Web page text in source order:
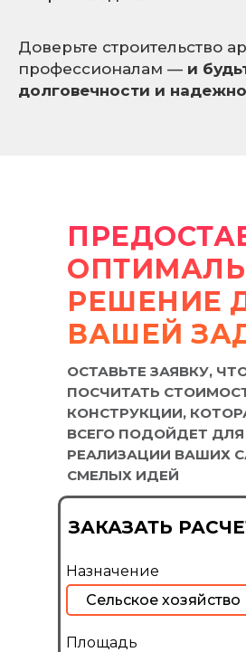
Доверьте строительство
профессионалам — и
долговечности и
Назначение
Площадь
ЗАКАЗАТЬ
РЕШЕНИЕ
ВАШЕЙ
ОСТАВЬТЕ ЗАЯВКУ,
ПОСЧИТАТЬ
КОНСТРУКЦИИ,
ВСЕГО ПОДОЙДЕТ ДЛЯ
РЕАЛИЗАЦИИ ВАШИХ
СМЕЛЫХ ИДЕЙ